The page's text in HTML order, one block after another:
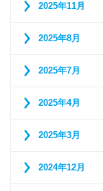
2025年11月
2025年8月
2025年7月
2025年4月
2025年3月
2024年12月